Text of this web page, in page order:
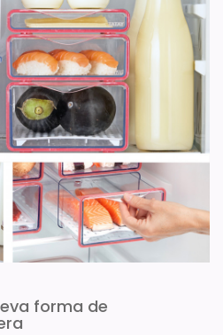
forma de